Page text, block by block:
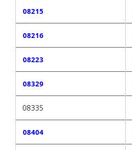
08215
08216
08223
08329
08335
08404